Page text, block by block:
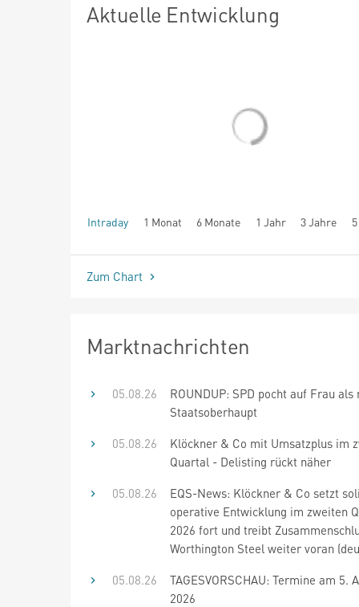
Aktuelle Entwicklung
Intraday 1 Monat 6 Monate 1 Jahr 3 Jahre
seit Beginn
Zum Chart
Marktnachrichten
05.08.26
ROUNDUP: SPD pocht auf Frau als
Staatsoberhaupt
05.08.26
Klöckner & Co mit Umsatzplus im
Quartal - Delisting rückt näher
05.08.26
EQS-News: Klöckner & Co setzt
operative Entwicklung im zweiten
2026 fort und treibt
Worthington Steel weiter voran
05.08.26
TAGESVORSCHAU: Termine am 5.
2026